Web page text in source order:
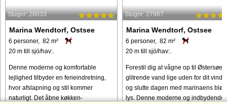
Stugnr: 28033
Marina Wendtorf, Ostsee
6 personer, 82 m²
20 m till sjö/hav:.
Denne moderne og komfortable
lejlighed tilbyder en ferieindretning,
hvor afslapning og stil kommer
naturligt. Det åbne køkken-
Stugnr: 27967
Marina Wendtorf, Ostsee
6 personer, 82 m²
20 m till sjö/hav:.
Forestil dig at vågne op til
glitrende vand lige uden for dit
og slutte dagen med marinaens
lys. Denne moderne og indbydende